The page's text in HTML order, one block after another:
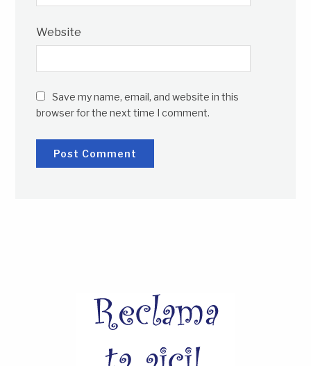
Website
Save my name, email, and website in this
browser for the next time I comment.